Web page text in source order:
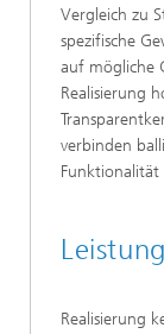
Vergleich zu
spezifische
auf mögliche
Realisierung
verbinden
Funktionalität
Realisierung